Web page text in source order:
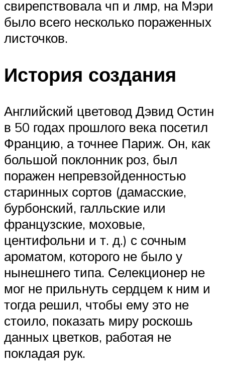
свирепствовала чп и лмр, на Мэри
было всего несколько пораженных
листочков.
История создания
Английский цветовод Дэвид Остин
в 50 годах прошлого века посетил
Францию, а точнее Париж. Он, как
большой поклонник роз, был
поражен непревзойденностью
старинных сортов (дамасские,
бурбонский, галльские или
французские, моховые,
центифольни и т. д.) с сочным
ароматом, которого не было у
нынешнего типа. Селекционер не
мог не прильнуть сердцем к ним и
тогда решил, чтобы ему это не
стоило, показать миру роскошь
данных цветков, работая не
покладая рук.